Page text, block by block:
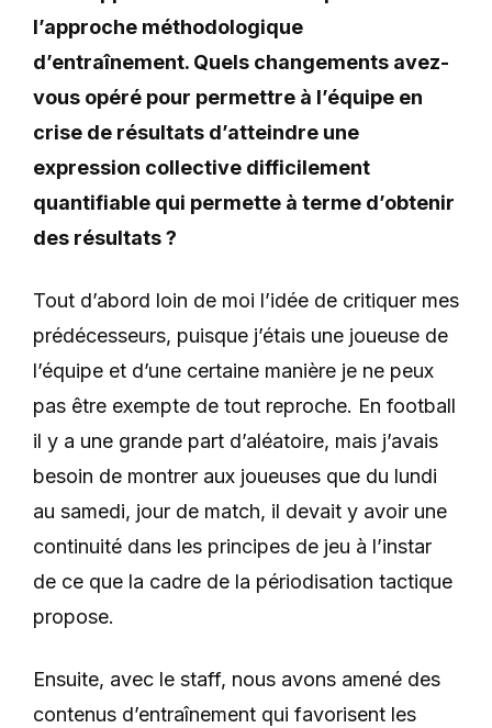
l’approche méthodologique
d’entraînement. Quels changements avez-
vous opéré pour permettre à l’équipe en
crise de résultats d’atteindre une
expression collective difficilement
quantifiable qui permette à terme d’obtenir
des résultats ?
Tout d’abord loin de moi l’idée de critiquer mes
prédécesseurs, puisque j’étais une joueuse de
l’équipe et d’une certaine manière je ne peux
pas être exempte de tout reproche. En football
il y a une grande part d’aléatoire, mais j’avais
besoin de montrer aux joueuses que du lundi
au samedi, jour de match, il devait y avoir une
continuité dans les principes de jeu à l’instar
de ce que la cadre de la périodisation tactique
propose.
Ensuite, avec le staff, nous avons amené des
contenus d’entraînement qui favorisent les